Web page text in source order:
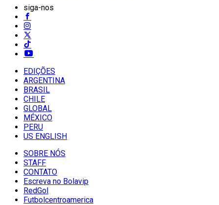
siga-nos
EDIÇÕES
ARGENTINA
BRASIL
CHILE
GLOBAL
MÉXICO
PERU
US ENGLISH
SOBRE NÓS
STAFF
CONTATO
Escreva no Bolavip
RedGol
Futbolcentroamerica